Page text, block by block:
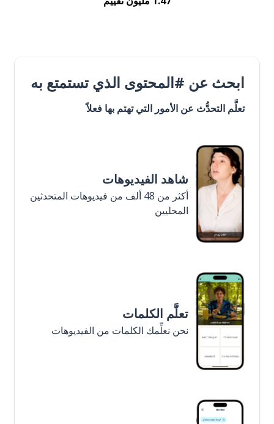
ابحث عن #المحتوى الذي تستمتع به
تعلَّم التحدُّث عن الأمور التي تهتم بها فعلاً
شاهد الفيديوهات
أكثر من 48 ألف من فيديوهات المتحدثين
المحليين
تعلَّم الكلمات
نحن نعلِّمك الكلمات من الفيديوهات